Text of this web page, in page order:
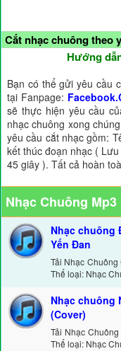
Cắt nhạc chuông theo
Hướng
Bạn có thể gửi yêu cầu
tại Fanpage:
sẽ thực hiện yêu cầu
nhạc chuông xong
yêu cầu cắt nhạc gồm:
kết thúc đoạn nhạc (
45 giây ). Tất cả hoàn
Nhạc Chuông
Nhạc chuông
Yến Đan
Tải Nhạc
Thể loại: Nhạc
Nhạc chuông
(Cover)
Tải Nhạc
Thể loại: Nhạc